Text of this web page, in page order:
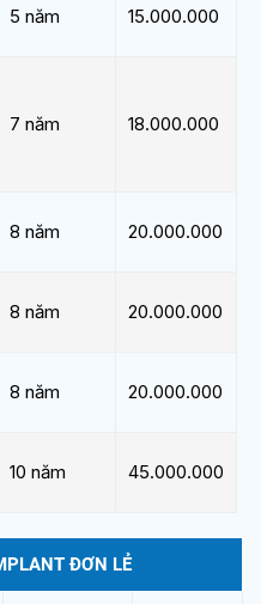
5 năm 15.000.000
7 năm 18.000.000
8 năm 20.000.000
8 năm 20.000.000
8 năm 20.000.000
10 năm 45.000.000
ĐƠN LẺ